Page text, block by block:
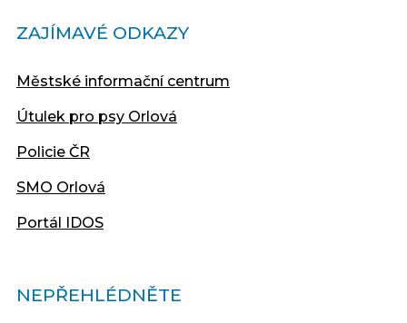
ZAJÍMAVÉ ODKAZY
Městské informační centrum
Útulek pro psy Orlová
Policie ČR
SMO Orlová
Portál IDOS
NEPŘEHLÉDNĚTE